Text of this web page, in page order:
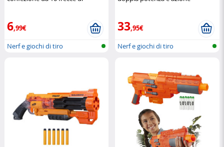
6,99€
Nerf e giochi di tiro
33,95€
Nerf e giochi di tiro